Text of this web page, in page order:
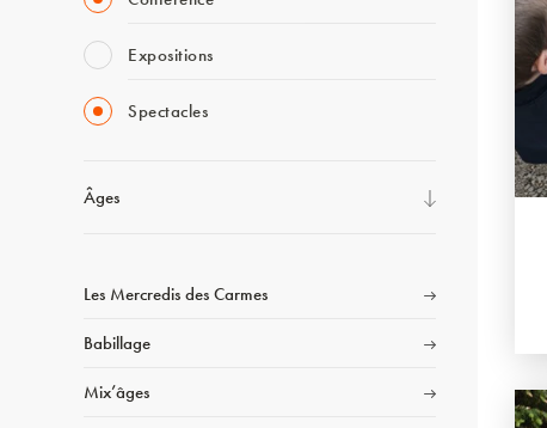
Expositions
Spectacles
Âges
Les Mercredis des Carmes
Babillage
Mix’âges